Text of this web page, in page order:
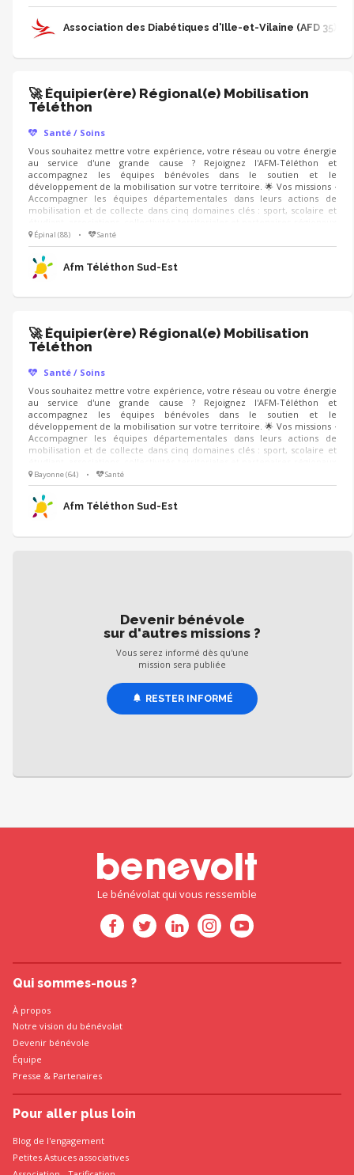
sensibilisé. Si vous choisissez de continuer, une formation complète
vous sera proposée.
Association des Diabétiques d'Ille-et-Vilaine (AFD 35)
🚀 Équipier(ère) Régional(e) Mobilisation
Téléthon
Santé / Soins
Vous souhaitez mettre votre expérience, votre réseau ou votre énergie
au service d'une grande cause ? Rejoignez l'AFM-Téléthon et
accompagnez les équipes bénévoles dans le soutien et le
développement de la mobilisation sur votre territoire. 🌟 Vos missions ·
Accompagner les équipes départementales dans leurs actions de
mobilisation et de collecte dans cinq domaines clés : sport, scolaire et
du Téléthon. · Partager les bonnes pratiques et soutenir les initiatives
locales. · Contribuer au développement de nouveaux projets et à la
recherche de nouvelles opportunités de mobilisation de nouveaux
partenaires.
Épinal (88) • Santé
Afm Téléthon Sud-Est
🚀 Équipier(ère) Régional(e) Mobilisation
Téléthon
Santé / Soins
Vous souhaitez mettre votre expérience, votre réseau ou votre énergie
au service d'une grande cause ? Rejoignez l'AFM-Téléthon et
accompagnez les équipes bénévoles dans le soutien et le
développement de la mobilisation sur votre territoire. 🌟 Vos missions ·
Accompagner les équipes départementales dans leurs actions de
mobilisation et de collecte dans cinq domaines clés : sport, scolaire et
du Téléthon. · Partager les bonnes pratiques et soutenir les initiatives
locales. · Contribuer au développement de nouveaux projets et à la
recherche de nouvelles opportunités de mobilisation de nouveaux
partenaires.
Bayonne (64) • Santé
Afm Téléthon Sud-Est
Devenir bénévole
sur d'autres missions ?
Vous serez informé dès qu'une
mission sera publiée
RESTER INFORMÉ
Le bénévolat qui vous ressemble
Qui sommes-nous ?
À propos
Notre vision du bénévolat
Devenir bénévole
Équipe
Presse & Partenaires
Pour aller plus loin
Blog de l'engagement
Petites Astuces associatives